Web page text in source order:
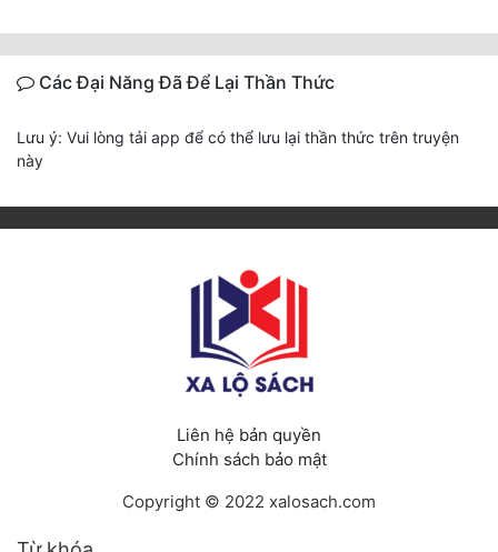
Các Đại Năng Đã Để Lại Thần Thức
Lưu ý: Vui lòng tải app để có thể lưu lại thần thức trên truyện
này
Liên hệ bản quyền
Chính sách bảo mật
Copyright © 2022 xalosach.com